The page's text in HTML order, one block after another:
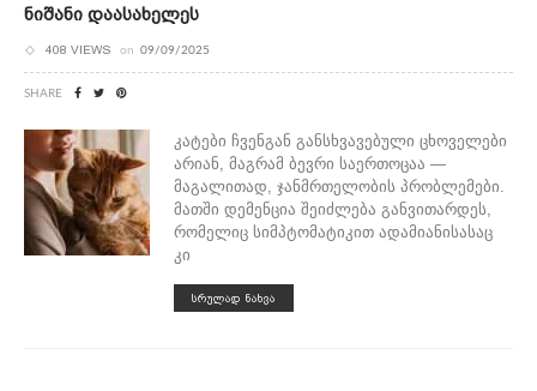
Ნიშანი Დაასახელეს
408 VIEWS on 09/09/2025
SHARE
კატები ჩვენგან განსხვავებული ცხოველები
არიან, მაგრამ ბევრი საერთოცაა —
მაგალითად, ჯანმრთელობის პრობლემები.
მათში დემენცია შეიძლება განვითარდეს,
რომელიც სიმპტომატიკით ადამიანისასაც
კი
ᲡᲠᲣᲚᲐᲓ ᲜᲐᲮᲕᲐ